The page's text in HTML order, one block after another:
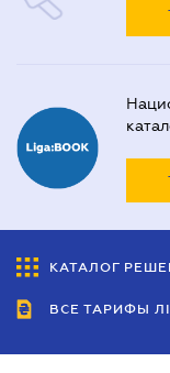
КАТАЛОГ
ВСЕ ТАРИФЫ